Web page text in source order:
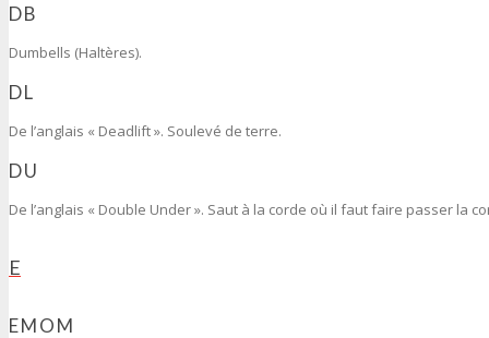
DB
Dumbells (Haltères).
DL
De l’anglais « Deadlift ». Soulevé de terre.
DU
De l’anglais « Double Under ». Saut à la corde où il faut faire passer la
E
EMOM